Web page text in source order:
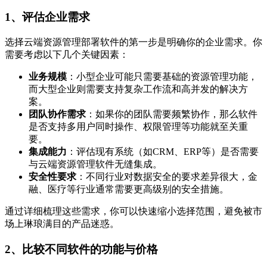
1、评估企业需求
选择云端资源管理部署软件的第一步是明确你的企业需求。你
需要考虑以下几个关键因素：
业务规模 ：小型企业可能只需要基础的资源管理功能，
而大型企业则需要支持复杂工作流和高并发的解决方
案。
团队协作需求 ：如果你的团队需要频繁协作，那么软件
是否支持多用户同时操作、权限管理等功能就至关重
要。
集成能力 ：评估现有系统（如CRM、ERP等）是否需要
与云端资源管理软件无缝集成。
安全性要求 ：不同行业对数据安全的要求差异很大，金
融、医疗等行业通常需要更高级别的安全措施。
通过详细梳理这些需求，你可以快速缩小选择范围，避免被市
场上琳琅满目的产品迷惑。
2、比较不同软件的功能与价格